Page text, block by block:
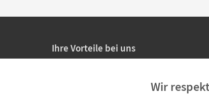
Ihre Vorteile bei uns
Persönliche Angebote für Lehrkräfte
Wir